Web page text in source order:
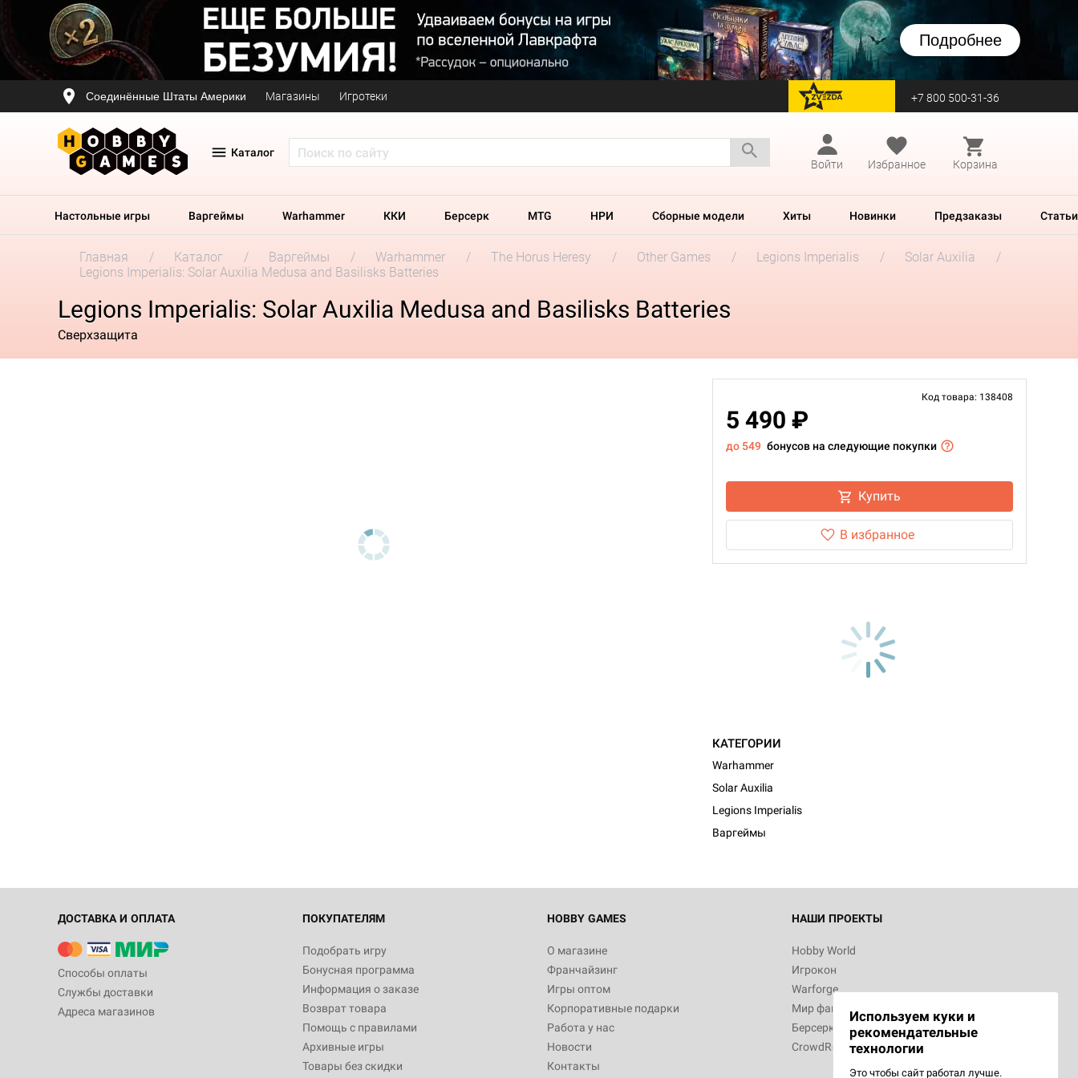
Подробнее
Соединённые Штаты Америки Магазины Игротеки перейти на Zvezda +7 800 500-31-36
Каталог
Войти
Избранное Корзина
Настольные игры Варгеймы Warhammer ККИ Берсерк MTG НРИ Сборные модели Хиты Новинки Предзаказы Статьи
Главная Каталог Варгеймы Warhammer The Horus Heresy Other Games Legions Imperialis
Solar Auxilia
Legions Imperialis: Solar Auxilia Medusa and Basilisks Batteries
Legions Imperialis: Solar Auxilia Medusa and Basilisks Batteries
Сверхзащита
Код товара: 138408
5 490 ₽
до 549 бонусов на следующие покупки
Купить
В избранное
КАТЕГОРИИ
Warhammer
Solar Auxilia
Legions Imperialis
Варгеймы
ДОСТАВКА И ОПЛАТА
Способы оплаты
Службы доставки
Адреса магазинов
ПОКУПАТЕЛЯМ
Подобрать игру
Бонусная программа
Информация о заказе
Возврат товара
Помощь с правилами
Архивные игры
Товары без скидки
HOBBY GAMES
О магазине
Франчайзинг
Игры оптом
Корпоративные подарки
Работа у нас
Новости
Контакты
НАШИ ПРОЕКТЫ
Hobby World
Игрокон
Warforge
Мир фантастики
Берсерк
CrowdRepublic
Используем куки и
рекомендательные
технологии
Это чтобы сайт работал лучше.